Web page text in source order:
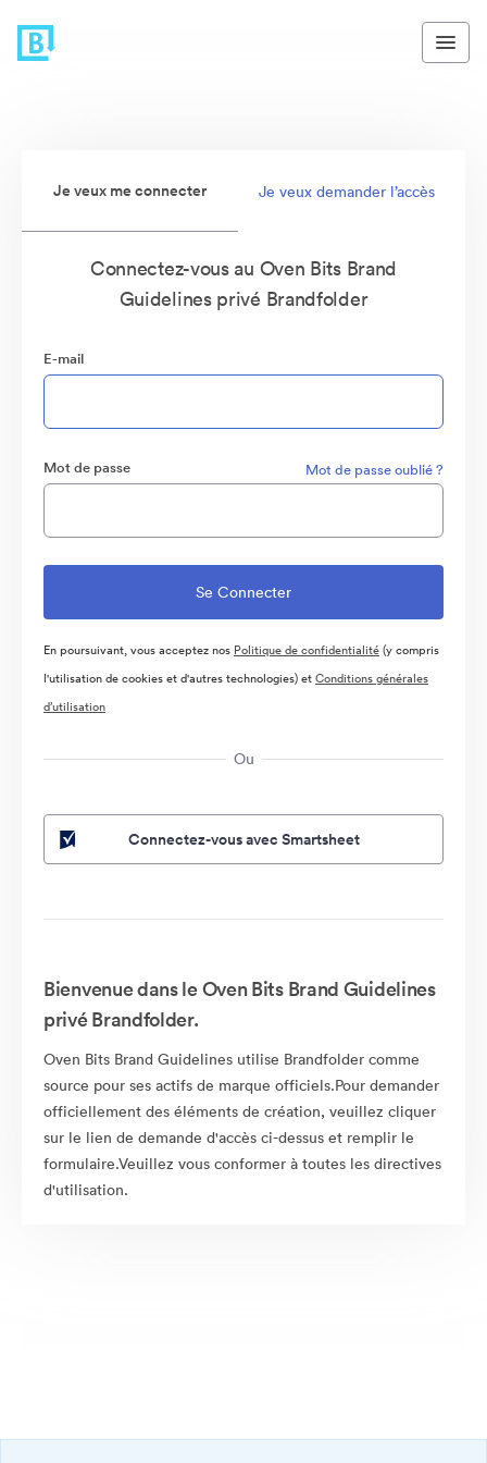
Je veux me connecter Je veux demander l’accès
Connectez-vous au Oven Bits Brand
Guidelines privé Brandfolder
E-mail
Mot de passe Mot de passe oublié ?
En poursuivant, vous acceptez nos Politique de confidentialité(y compris
l'utilisation de cookies et d'autres technologies) etConditions générales
d’utilisation
Ou
Connectez-vous avec Smartsheet
Bienvenue dans le Oven Bits Brand Guidelines
privé Brandfolder.
Oven Bits Brand Guidelines utilise Brandfolder comme
source pour ses actifs de marque officiels.Pour demander
officiellement des éléments de création, veuillez cliquer
sur le lien de demande d'accès ci-dessus et remplir le
formulaire.Veuillez vous conformer à toutes les directives
d'utilisation.